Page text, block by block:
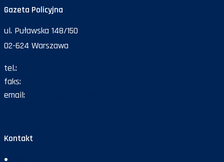
Gazeta Policyjna
ul. Puławska 148/150
02-624 Warszawa
tel.:
faks:
email:
Kontakt